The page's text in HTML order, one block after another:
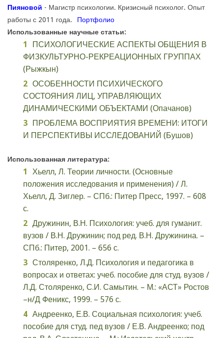
Пияновой - Магистр психологии. Кризисный психолог. Опыт
работы с 2011 года.
Портфолио
Использованные научные статьи:
ПСИХОЛОГИЧЕСКИЕ АСПЕКТЫ ОБЩЕНИЯ В
ФИЗКУЛЬТУРНО-РЕКРЕАЦИОННЫХ ГРУППАХ
(Рыжкын)
ОСОБЕННОСТИ ПСИХИЧЕСКОГО
СОСТОЯНИЯ ЛИЦ, УПРАВЛЯЮЩИХ
ДИНАМИЧЕСКИМИ ОБЪЕКТАМИ (Опачанов)
ПРОБЛЕМА ВОСПРИЯТИЯ ВРЕМЕНИ: ИТОГИ
И ПЕРСПЕКТИВЫ ИССЛЕДОВАНИЙ (Бушов)
Использованная литература:
Хьелл, Л. Теории личности. (Основные
положения исследования и применения) / Л.
Хьелл, Д. Зиглер. – СПб.: Питер Пресс, 1997. – 608
с.
Дружинин, В.Н. Психология: учеб. для гуманит.
вузов / В.Н. Дружинин; под ред. В.Н. Дружинина. –
СПб.: Питер, 2001. – 656 с.
Столяренко, Л.Д. Психология и педагогика в
вопросах и ответах: учеб. пособие для студ. вузов /
Л.Д. Столяренко, С.И. Самытин. – М.: «АСТ» Ростов
–н/Д Феникс, 1999. – 576 с.
Андреенко, Е.В. Социальная психология: учеб.
пособие для студ. пед вузов / Е.В. Андреенко; под